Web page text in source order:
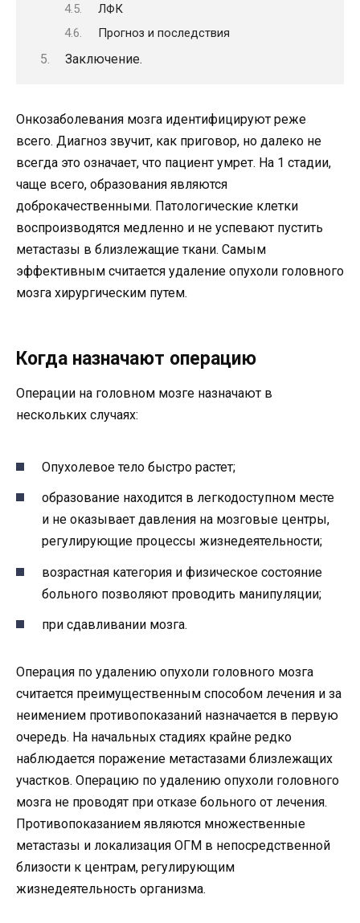
ЛФК
Прогноз и последствия
Заключение.
Онкозаболевания мозга идентифицируют реже
всего. Диагноз звучит, как приговор, но далеко не
всегда это означает, что пациент умрет. На 1 стадии,
чаще всего, образования являются
доброкачественными. Патологические клетки
воспроизводятся медленно и не успевают пустить
метастазы в близлежащие ткани. Самым
эффективным считается удаление опухоли головного
мозга хирургическим путем.
Когда назначают операцию
Операции на головном мозге назначают в
нескольких случаях:
Опухолевое тело быстро растет;
образование находится в легкодоступном месте
и не оказывает давления на мозговые центры,
регулирующие процессы жизнедеятельности;
возрастная категория и физическое состояние
больного позволяют проводить манипуляции;
при сдавливании мозга.
Операция по удалению опухоли головного мозга
считается преимущественным способом лечения и за
неимением противопоказаний назначается в первую
очередь. На начальных стадиях крайне редко
наблюдается поражение метастазами близлежащих
участков. Операцию по удалению опухоли головного
мозга не проводят при отказе больного от лечения.
Противопоказанием являются множественные
метастазы и локализация ОГМ в непосредственной
близости к центрам, регулирующим
жизнедеятельность организма.